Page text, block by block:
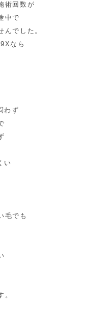
術回数が
中で
んでした。
なら
わず
い
毛でも
。